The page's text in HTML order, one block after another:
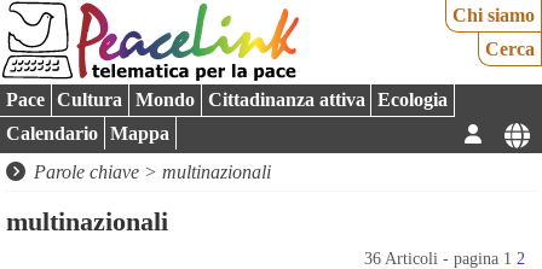
Chi siamo
Cerca
Pace Cultura Mondo Cittadinanza attiva
Ecologia
Calendario
Mappa
Parole chiave > multinazionali
multinazionali
36 Articoli - pagina 1 2